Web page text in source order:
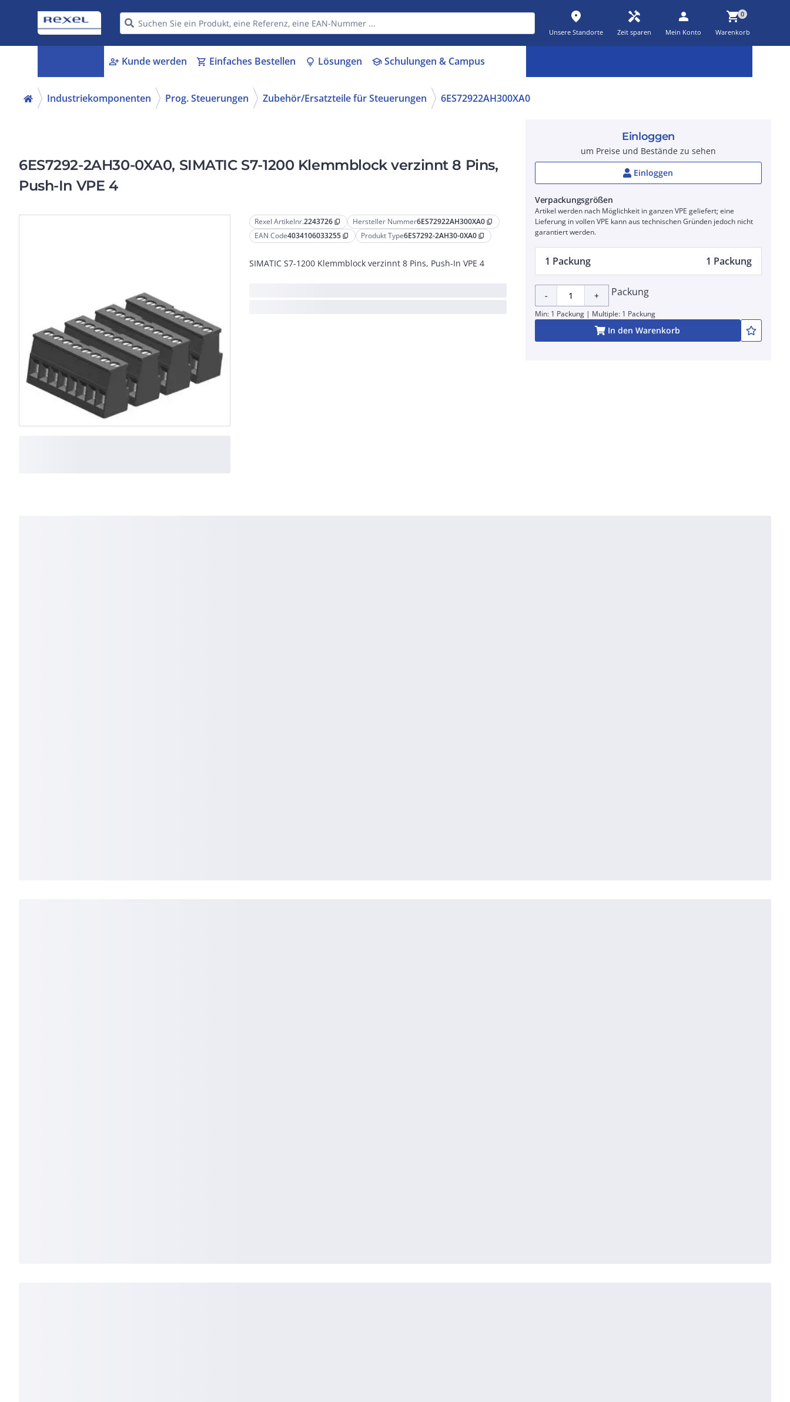
place
Unsere Standorte
handyman
Zeit sparen
person
Mein Konto
shopping_cart0
Warenkorb
person_add Kunde werden shopping_cart Einfaches Bestellen lightbulb Lösungen schoolSchulungen & Campus
Industriekomponenten Prog. Steuerungen Zubehör/Ersatzteile für Steuerungen 6ES72922AH300XA0
6ES7292-2AH30-0XA0, SIMATIC S7-1200 Klemmblock verzinnt 8 Pins,
Push-In VPE 4
Rexel Artikelnr.2243726 content_copy Hersteller Nummer6ES72922AH300XA0 content_copy
EAN Code4034106033255 content_copy Produkt Type6ES7292-2AH30-0XA0 content_copy
SIMATIC S7-1200 Klemmblock verzinnt 8 Pins, Push-In VPE 4
Einloggen
um Preise und Bestände zu sehen
Einloggen
Verpackungsgrößen
Artikel werden nach Möglichkeit in ganzen VPE geliefert; eine
Lieferung in vollen VPE kann aus technischen Gründen jedoch nicht
garantiert werden.
1 Packung 1 Packung
- + Packung
Min: 1 Packung | Multiple: 1 Packung
In den Warenkorb